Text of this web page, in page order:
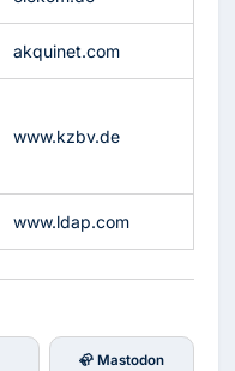
akquinet.com
www.kzbv.de
www.ldap.com
🦣 Mastodon